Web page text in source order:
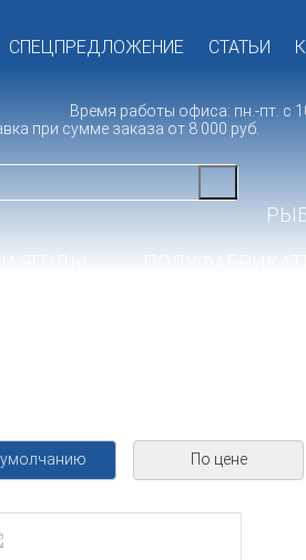
СПЕЦПРЕДЛОЖЕНИЕ СТАТЬИ
Время работы офиса: пн.-пт. с
при сумме заказа от 8 000 руб.
По цене